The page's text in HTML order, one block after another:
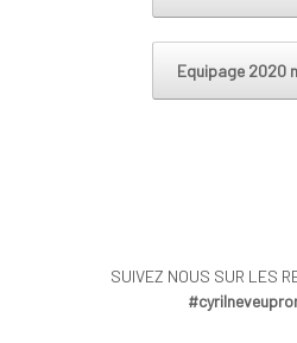
Equipage 2020
SUIVEZ NOUS SUR LES